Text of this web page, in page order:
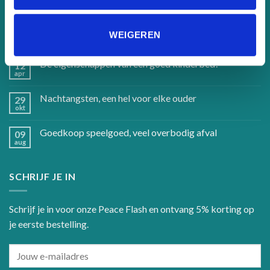
WEIGEREN
Handgemaakte kinderbedden en accessoires
12
apr
De eigenschappen van een goed kinderbed!
29
okt
Nachtangsten, een hel voor elke ouder
09
aug
Goedkoop speelgoed, veel overbodig afval
SCHRIJF JE IN
Schrijf je in voor onze Peace Flash en ontvang 5% korting op
je eerste bestelling.